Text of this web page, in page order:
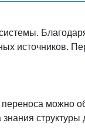
источников.
можно